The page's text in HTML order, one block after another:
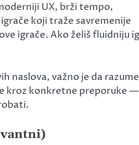
UX, brži tempo,
koji traže savremenije
igrače. Ako želiš fluidniju
naslova, važno je da
kroz konkretne preporuke —